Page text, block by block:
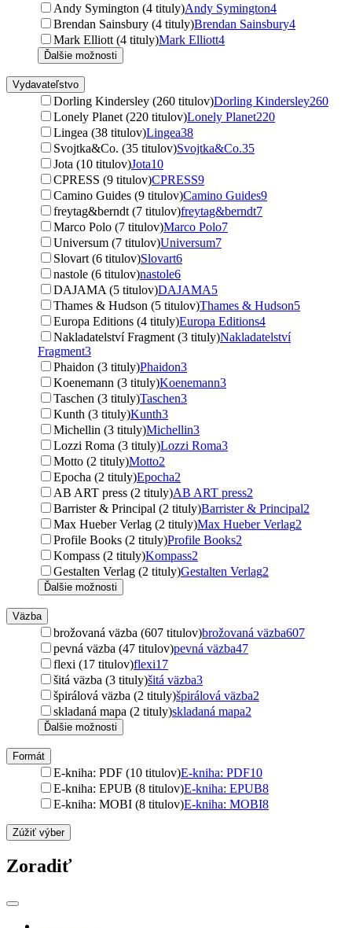
Andy Symington (4 tituly)Andy Symington4
Brendan Sainsbury (4 tituly)Brendan Sainsbury4
Mark Elliott (4 tituly)Mark Elliott4
Ďalšie možnosti
Vydavateľstvo
Dorling Kindersley (260 titulov)Dorling Kindersley260
Lonely Planet (220 titulov)Lonely Planet220
Lingea (38 titulov)Lingea38
Svojtka&Co. (35 titulov)Svojtka&Co.35
Jota (10 titulov)Jota10
CPRESS (9 titulov)CPRESS9
Camino Guides (9 titulov)Camino Guides9
freytag&berndt (7 titulov)freytag&berndt7
Marco Polo (7 titulov)Marco Polo7
Universum (7 titulov)Universum7
Slovart (6 titulov)Slovart6
nastole (6 titulov)nastole6
DAJAMA (5 titulov)DAJAMA5
Thames & Hudson (5 titulov)Thames & Hudson5
Europa Editions (4 tituly)Europa Editions4
Nakladatelství Fragment (3 tituly)Nakladatelství
Fragment3
Phaidon (3 tituly)Phaidon3
Koenemann (3 tituly)Koenemann3
Taschen (3 tituly)Taschen3
Kunth (3 tituly)Kunth3
Michellin (3 tituly)Michellin3
Lozzi Roma (3 tituly)Lozzi Roma3
Motto (2 tituly)Motto2
Epocha (2 tituly)Epocha2
AB ART press (2 tituly)AB ART press2
Barrister & Principal (2 tituly)Barrister & Principal2
Max Hueber Verlag (2 tituly)Max Hueber Verlag2
Profile Books (2 tituly)Profile Books2
Kompass (2 tituly)Kompass2
Gestalten Verlag (2 tituly)Gestalten Verlag2
Ďalšie možnosti
Väzba
brožovaná väzba (607 titulov)brožovaná väzba607
pevná väzba (47 titulov)pevná väzba47
flexi (17 titulov)flexi17
šitá väzba (3 tituly)šitá väzba3
špirálová väzba (2 tituly)špirálová väzba2
skladaná mapa (2 tituly)skladaná mapa2
Ďalšie možnosti
Formát
E-kniha: PDF (10 titulov)E-kniha: PDF10
E-kniha: EPUB (8 titulov)E-kniha: EPUB8
E-kniha: MOBI (8 titulov)E-kniha: MOBI8
Zúžiť výber
Zoradiť